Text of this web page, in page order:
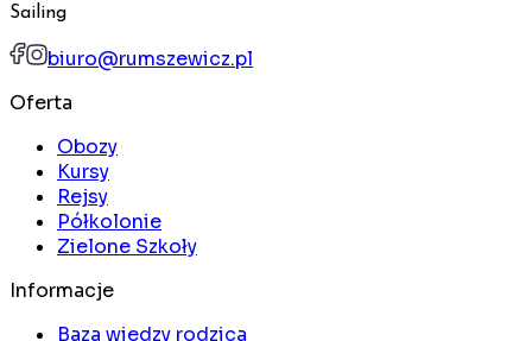
Sailing
biuro@rumszewicz.pl
Oferta
Obozy
Kursy
Rejsy
Półkolonie
Zielone Szkoły
Informacje
Baza wiedzy rodzica